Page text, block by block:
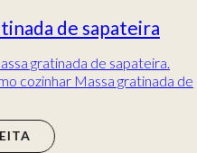
Açorda de
Receita de Açorda de
Descubra como